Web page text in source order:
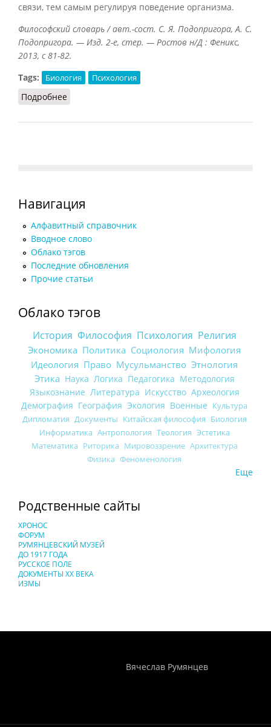
связи, тем самым регулируя поведение организма.
Философский словарь / авт.-сост. С. Я. Подопригора, А. С.
Подопригора. — Изд. 2-е, стер. — Ростов н/Д : Феникс,
2013, с 81-82.
Tags:
Биология Психология
Подробнее
Навигация
Алфавитный справочник
Вводное слово
Облако тэгов
Последние обновления
Прочие статьи
Облако тэгов
История Философия Психология Религия
Экономика Политика Социология Мифология
Идеология Право Мусульманство Этнология
Этика Наука Логика Педагогика Методология
Языкознание Литература Искусство Археология
Демография География Экология Военные Культура
Дипломатия Документы Китайская философия Биология
Информатика Антропология Теология Эстетика
Математика Риторика Мировоззрение Архитектура
Физика Феноменология
Еще
Родственные сайты
ХРОНОС
ФОРУМ
РУМЯНЦЕВСКИЙ МУЗЕЙ
ДО 1917 ГОДА
РУССКОЕ ПОЛЕ
ДОКУМЕНТЫ XX ВЕКА
ИЗМЫ
Вячеслав Румянцев